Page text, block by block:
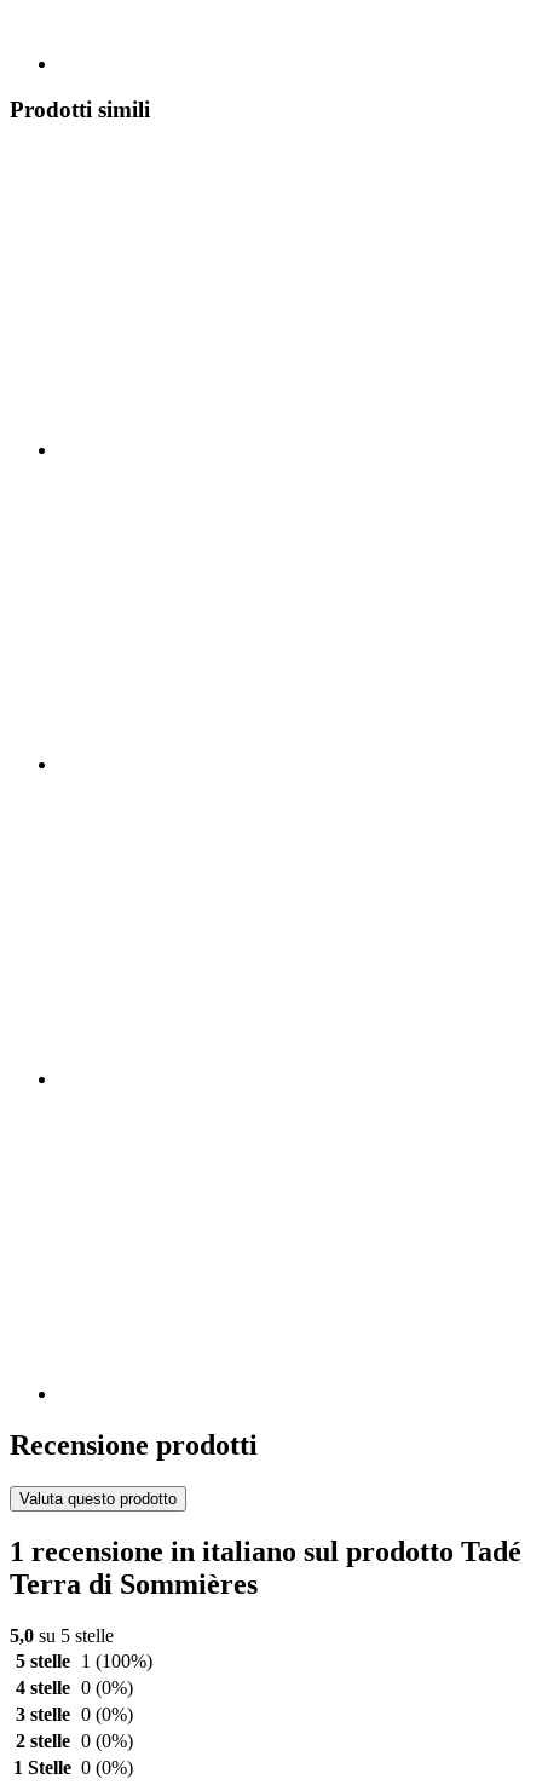
Prodotti simili
Recensione prodotti
Valuta questo prodotto
1 recensione in italiano sul prodotto Tadé
Terra di Sommières
5,0 su 5 stelle
5 stelle
1 (100%)
4 stelle 0 (0%)
3 stelle 0 (0%)
2 stelle 0 (0%)
1 Stelle 0 (0%)